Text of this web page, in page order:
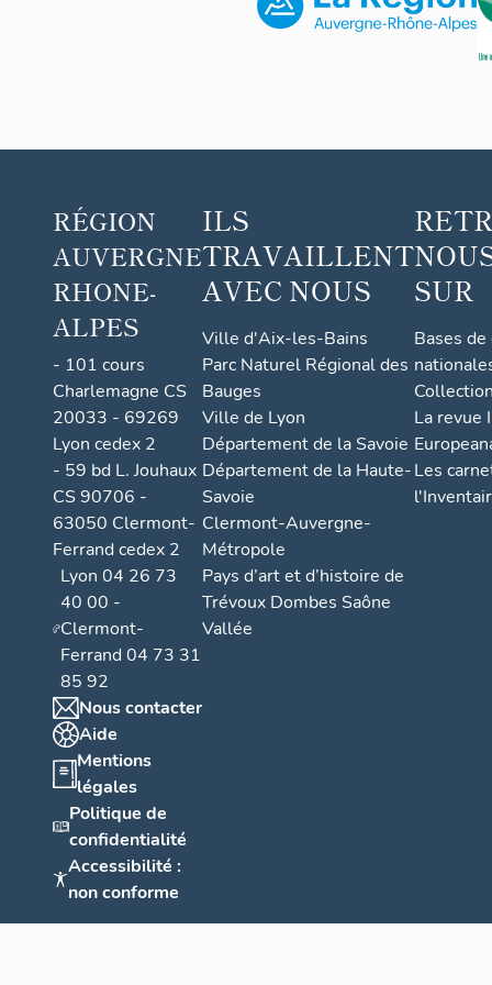
Chiés
RÉGION
AUVERGNE
RHONE-
ALPES
- 101 cours
Charlemagne CS
20033 - 69269
Lyon cedex 2
- 59 bd L. Jouhaux
CS 90706 -
63050 Clermont-
Ferrand cedex 2
Lyon 04 26 73
40 00 -
Clermont-
Ferrand 04 73 31
85 92
Nous contacter
Aide
Mentions
légales
Politique de
confidentialité
Accessibilité :
non conforme
ILS
TRAVAILLENT
AVEC NOUS
Ville d'Aix-les-Bains
Parc Naturel Régional des
Bauges
Ville de Lyon
Département de la Savoie
Département de la Haute-
Savoie
Clermont-Auvergne-
Métropole
Pays d’art et d’histoire de
Trévoux Dombes Saône
Vallée
SUR
Bases
La revue
Les